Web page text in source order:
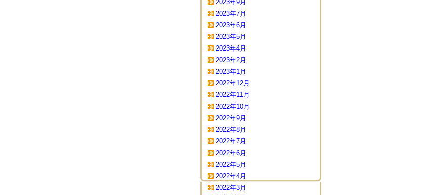
2023年9月
2023年7月
2023年6月
2023年5月
2023年4月
2023年2月
2023年1月
2022年12月
2022年11月
2022年10月
2022年9月
2022年8月
2022年7月
2022年6月
2022年5月
2022年4月
2022年3月